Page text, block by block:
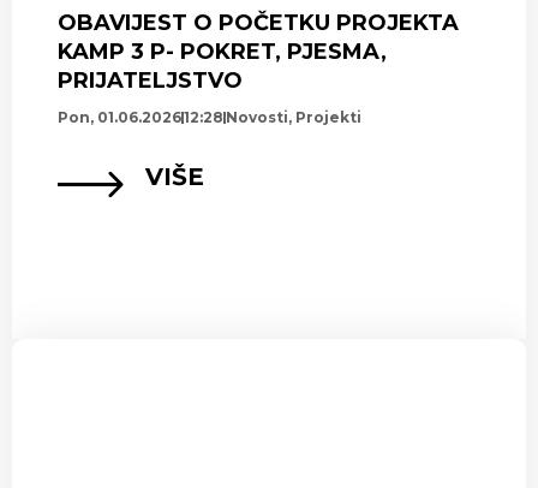
OBAVIJEST O POČETKU PROJEKTA
KAMP 3 P- POKRET, PJESMA,
PRIJATELJSTVO
Pon, 01.06.202612:28 Novosti, Projekti
VIŠE